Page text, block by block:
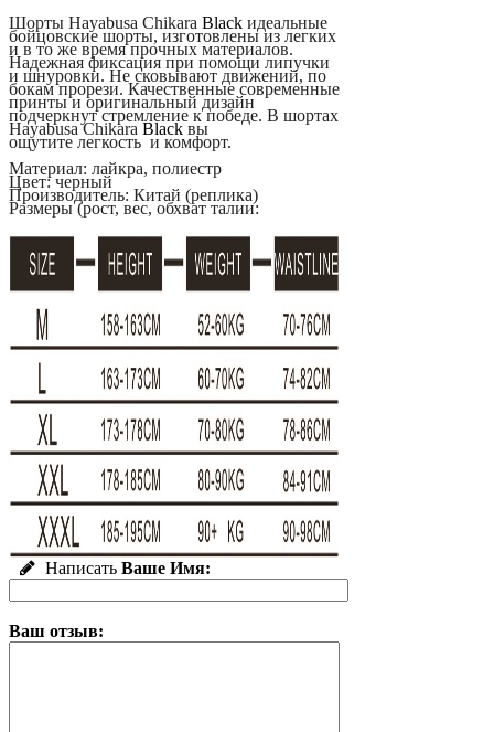
Шорты Hayabusa Chikara Black идеальные
бойцовские шорты, изготовлены из легких
и в то же время прочных материалов.
Надежная фиксация при помощи липучки
и шнуровки. Не сковывают движений, по
бокам прорези. Качественные современные
принты и оригинальный дизайн
подчеркнут стремление к победе. В шортах
Hayabusa Chikara Black вы
ощутите легкость и комфорт.
Материал: лайкра, полиестр
Цвет: черный
Производитель: Китай (реплика)
Размеры (рост, вес, обхват талии:
Написать Ваше Имя:
Ваш отзыв: